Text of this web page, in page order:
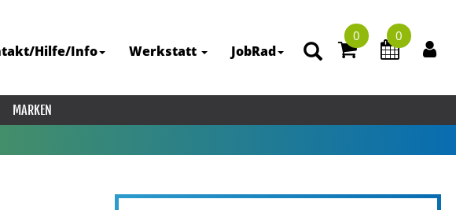
0 0
Hilfe/Info Werkstatt JobRad
MARKEN